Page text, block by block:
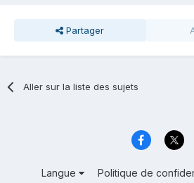
Partager
Aller sur la liste des sujets
Langue Politique de